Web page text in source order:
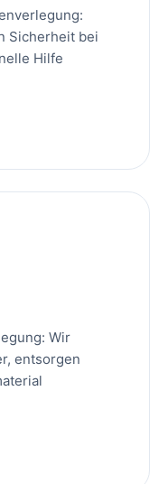
Sicherheit bei
Hilfe
Wir
entsorgen